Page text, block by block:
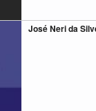
José Neri da